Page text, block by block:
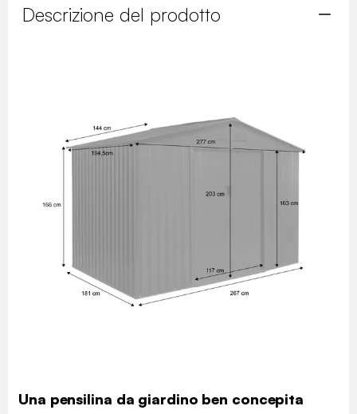
Descrizione del prodotto
Una pensilina da giardino ben concepita